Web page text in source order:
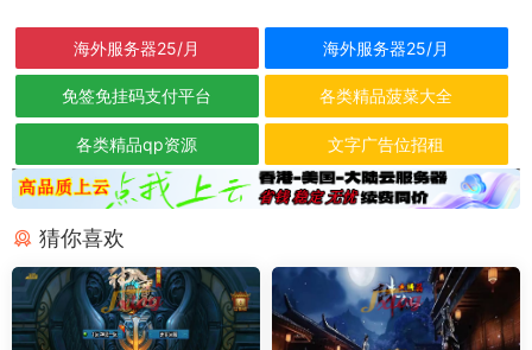
海外服务器25/月 海外服务器25/月
免签免挂码支付平台 各类精品菠菜大全
各类精品qp资源 文字广告位招租
猜你喜欢